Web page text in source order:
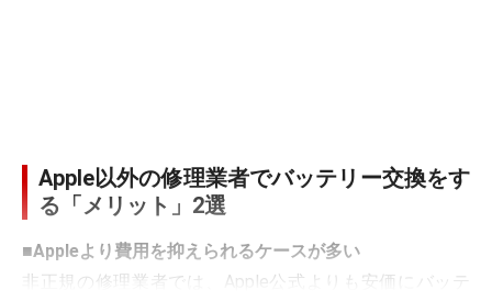
​​​​Apple以外の修理業者でバッテリー交換をす
る「メリット」2選
■Appleより費用を抑えられるケースが多い
非正規の修理業者では、Apple公式よりも安価にバッテ